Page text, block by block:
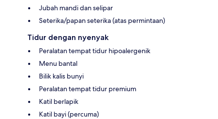
Jubah mandi dan selipar
Seterika/papan seterika (atas permintaan)
Tidur dengan nyenyak
Peralatan tempat tidur hipoalergenik
Menu bantal
Bilik kalis bunyi
Peralatan tempat tidur premium
Katil berlapik
Katil bayi (percuma)